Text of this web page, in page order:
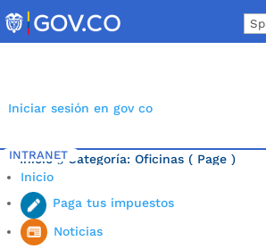
to
content
Iniciar sesión en gov co
INTRANET
Inicio
Paga tus impuestos
Noticias
Inicio 5 Categoría: Oficinas ( Page )
Última noticia.